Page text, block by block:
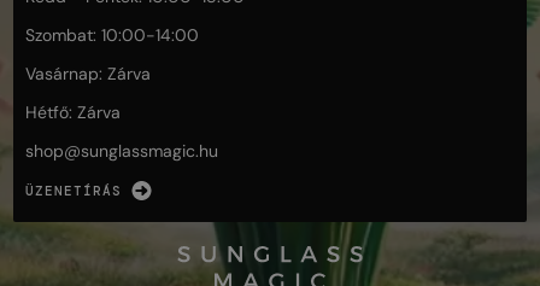
Szombat: 10:00-14:00
Vasárnap: Zárva
Hétfő: Zárva
shop@sunglassmagic.hu
ÜZENETÍRÁS